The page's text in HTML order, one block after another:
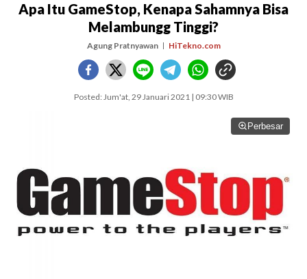
Apa Itu GameStop, Kenapa Sahamnya Bisa
Melambungg Tinggi?
Agung Pratnyawan HiTekno.com
Posted: Jum'at, 29 Januari 2021 | 09:30 WIB
Perbesar